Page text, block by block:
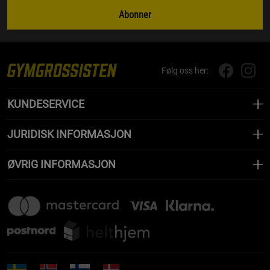
Abonner
Følg oss her:
KUNDESERVICE
JURIDISK INFORMASJON
ØVRIG INFORMASJON